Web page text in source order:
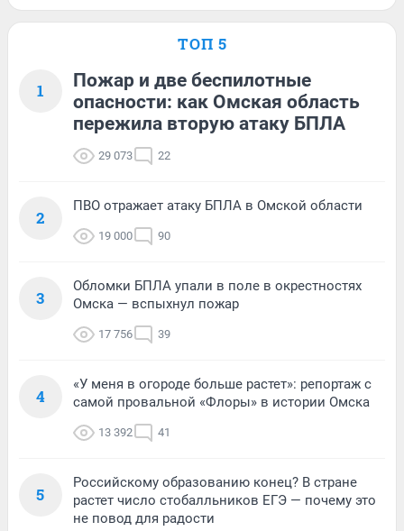
ТОП 5
1
Пожар и две беспилотные
опасности: как Омская область
пережила вторую атаку БПЛА
29 073 22
2
ПВО отражает атаку БПЛА в Омской области
19 000 90
3
Обломки БПЛА упали в поле в окрестностях
Омска — вспыхнул пожар
17 756 39
4
«У меня в огороде больше растет»: репортаж с
самой провальной «Флоры» в истории Омска
13 392 41
5
Российскому образованию конец? В стране
растет число стобалльников ЕГЭ — почему это
не повод для радости